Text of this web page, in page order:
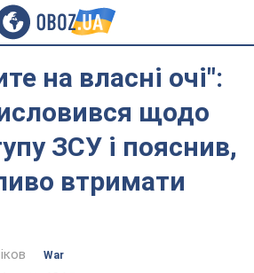
на власні очі":
щодо
ЗСУ і пояснив,
втримати
War